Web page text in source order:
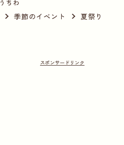
うちわ
季節のイベント 夏祭り